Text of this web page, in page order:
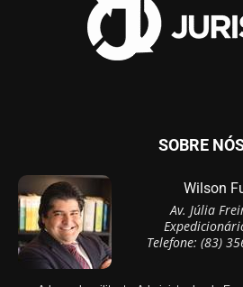
SOBRE
Wilson
Av. Júlia
Telefone: (83)